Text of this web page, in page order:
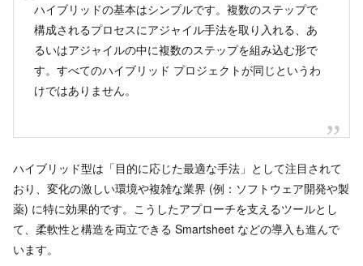
ハイブリッドの基本はシンプルです。複数のステップで
構成されるプロセスにアジャイル手法を取り入れる、あ
るいはアジャイルの中に複数のステップを組み込む形で
す。すべてのハイブリッド プロジェクトが同じというわ
けではありません。
ハイブリッド型は「目的に応じた最適な手法」として注目されて
おり、変化の激しい環境や複雑な業界 (例：ソフトウェア開発や製
薬) に特に効果的です。こうしたアプローチを支えるツールとし
て、柔軟性と構造を両立できる Smartsheet などの導入も進んで
います。